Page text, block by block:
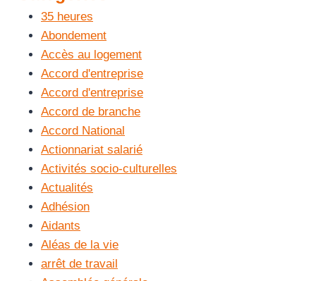
35 heures
Abondement
Accès au logement
Accord d'entreprise
Accord d'entreprise
Accord de branche
Accord National
Actionnariat salarié
Activités socio-culturelles
Actualités
Adhésion
Aidants
Aléas de la vie
arrêt de travail